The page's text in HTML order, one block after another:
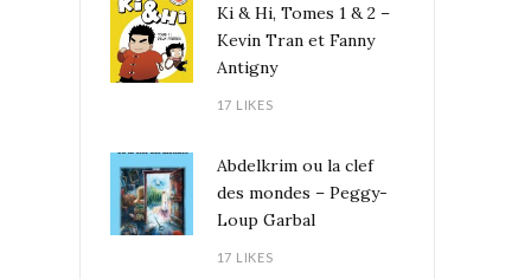
Ki & Hi, Tomes 1 & 2 –
Kevin Tran et Fanny
Antigny
17 LIKES
Abdelkrim ou la clef
des mondes – Peggy-
Loup Garbal
17 LIKES